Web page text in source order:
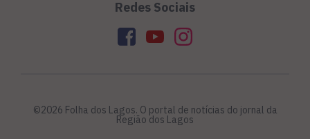
Redes Sociais
©2026 Folha dos Lagos. O portal de notícias do jornal da
Região dos Lagos